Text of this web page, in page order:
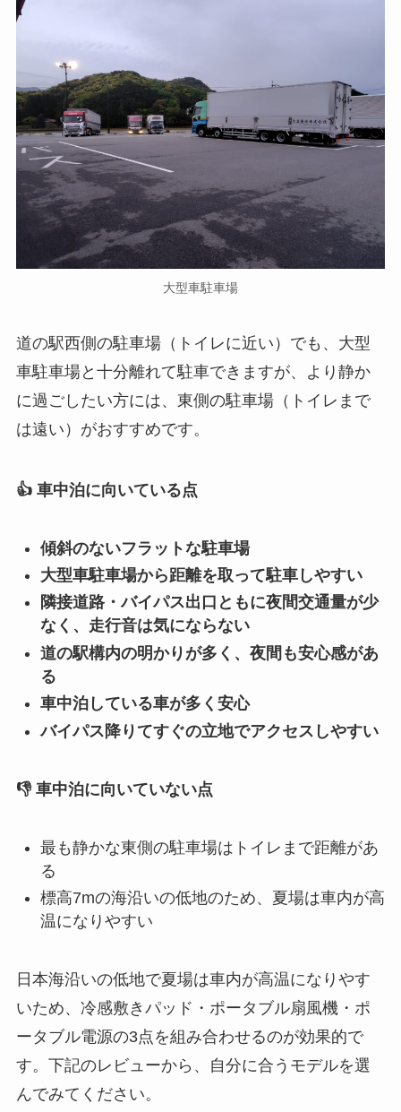
大型車駐車場
道の駅西側の駐車場（トイレに近い）でも、大型
車駐車場と十分離れて駐車できますが、より静か
に過ごしたい方には、東側の駐車場（トイレまで
は遠い）がおすすめです。
👍 車中泊に向いている点
傾斜のないフラットな駐車場
大型車駐車場から距離を取って駐車しやすい
隣接道路・バイパス出口ともに夜間交通量が少
なく、走行音は気にならない
道の駅構内の明かりが多く、夜間も安心感があ
る
車中泊している車が多く安心
バイパス降りてすぐの立地でアクセスしやすい
👎 車中泊に向いていない点
最も静かな東側の駐車場はトイレまで距離があ
る
標高7mの海沿いの低地のため、夏場は車内が高
温になりやすい
日本海沿いの低地で夏場は車内が高温になりやす
いため、冷感敷きパッド・ポータブル扇風機・ポ
ータブル電源の3点を組み合わせるのが効果的で
す。下記のレビューから、自分に合うモデルを選
んでみてください。